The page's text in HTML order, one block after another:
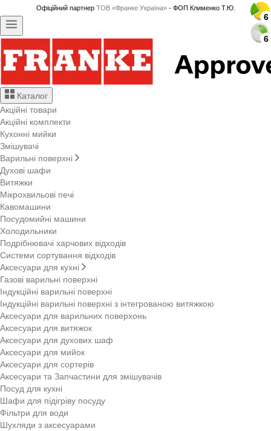
Офіційний партнер ТОВ «Франке Україна»- ФОП Клименко Т.Ю.
Каталог
Акційні товари
Акційні комплекти
Кухонні мийки
Змішувачі
Варильні поверхні
Духові шафи
Витяжки
Мікрохвильові печі
Кавомашини
Посудомийні машини
Холодильники
Подрібнювачі харчових відходів
Системи сортування відходів
Аксесуари для кухні
Газові варильні поверхні
Індукційні варильні поверхні
Індукційні варильні поверхні з інтегрованою витяжкою
Аксесуари для варильних поверхонь
Аксесуари для витяжок
Аксесуари для духових шаф
Аксесуари для мийок
Аксесуари для сортерів
Аксесуари та Запчастини для змішувачів
Посуд для кухні
Шафи для підігріву посуду
Фільтри для води
Шухляди з аксесуарами
6
6
6
6
6
6
6
6
6
6
6
6
6
6
6
6
6
6
6
6
6
6
6
6